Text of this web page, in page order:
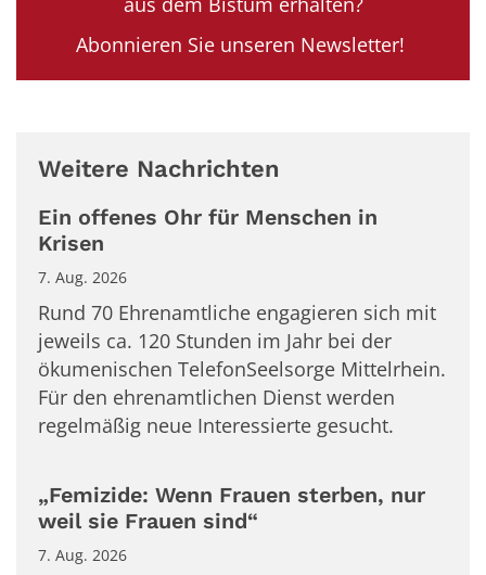
Abonnieren Sie unseren Newsletter!
Weitere Nachrichten
Ein offenes Ohr für Menschen in
Krisen
7. Aug. 2026
Rund 70 Ehrenamtliche engagieren sich mit
jeweils ca. 120 Stunden im Jahr bei der
ökumenischen TelefonSeelsorge Mittelrhein.
Für den ehrenamtlichen Dienst werden
regelmäßig neue Interessierte gesucht.
„Femizide: Wenn Frauen sterben, nur
weil sie Frauen sind“
7. Aug. 2026